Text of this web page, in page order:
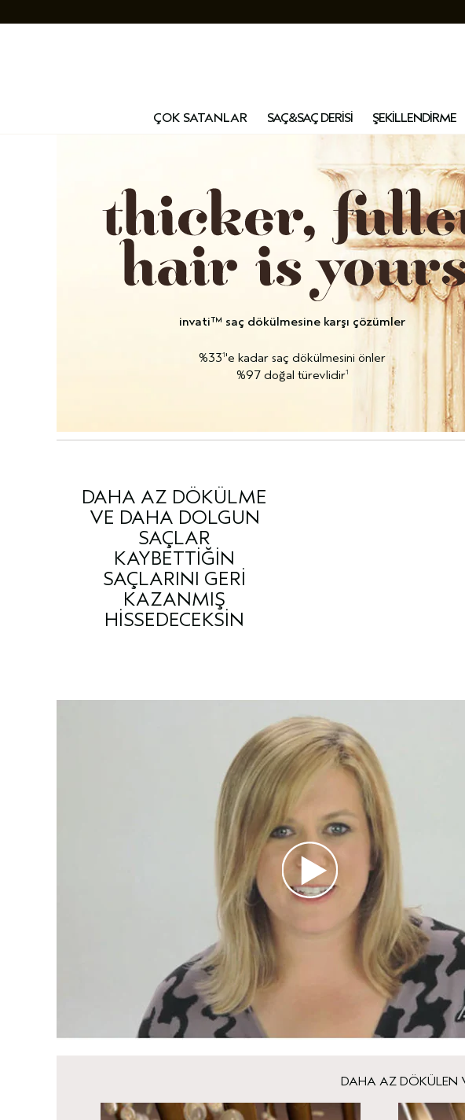
ÇOK SATANLAR SAÇ&SAÇ DERİSİ ŞEKİLLENDİRME
invati™ saç dökülmesine karşı çözümler
%331'e kadar saç dökülmesini önler
%97 doğal türevlidir1
DAHA AZ DÖKÜLME
VE DAHA DOLGUN
SAÇLAR
KAYBETTİĞİN
SAÇLARINI GERİ
KAZANMIŞ
HİSSEDECEKSİN
DAHA AZ DÖKÜLEN